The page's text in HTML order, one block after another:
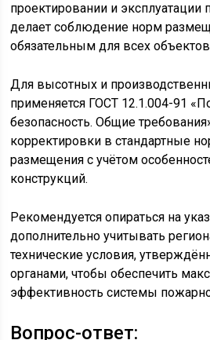
проектировании и эксплуатации
делает соблюдение норм
обязательным для всех
Для высотных и
применяется ГОСТ 12.1.004-91
безопасность. Общие
корректировки в стандартные
размещения с учётом
конструкций.
Рекомендуется опираться на
дополнительно учитывать
технические условия,
органами, чтобы обеспечить
эффективность системы
Вопрос-ответ: